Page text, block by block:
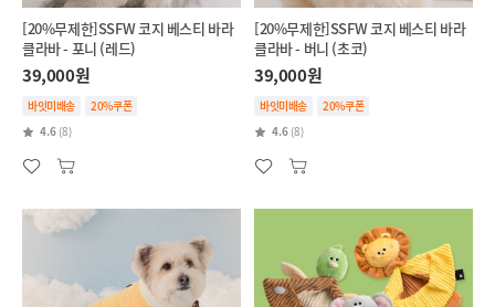
[20%무제한]SSFW 코지 베스티 바라
클라바 - 포니 (레드)
39,000원
바잇미배송
20%쿠폰
4.6 (8)
[20%무제한]SSFW 코지 베스티 바라
클라바 - 버니 (초코)
39,000원
바잇미배송
20%쿠폰
4.6 (8)